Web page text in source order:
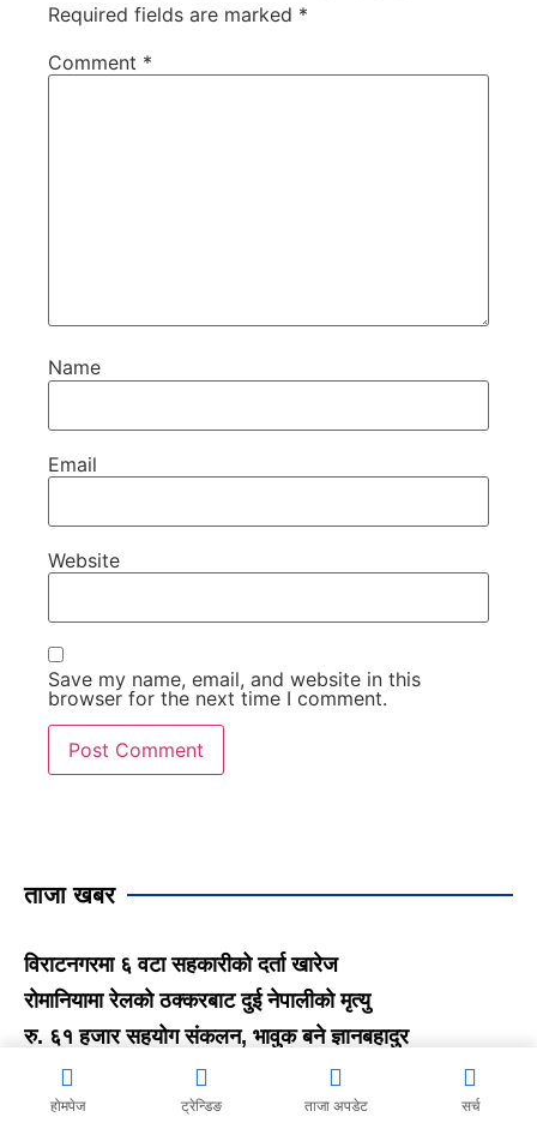
Required fields are marked *
Comment *
Name
Email
Website
Save my name, email, and website in this
browser for the next time I comment.
ताजा खबर
विराटनगरमा ६ वटा सहकारीको दर्ता खारेज
रोमानियामा रेलको ठक्करबाट दुई नेपालीको मृत्यु
रु. ६१ हजार सहयोग संकलन, भावुक बने ज्ञानबहादुर
श्रम संस्कृतितर्फ जनजाति आकर्षण रोक्न एमालेको रणनीति,
कोशीमा मेन्याङ्बो मुख्यमन्त्री बन्ने तयारी
होमपेज ट्रेन्डिङ ताजा अपडेट सर्च